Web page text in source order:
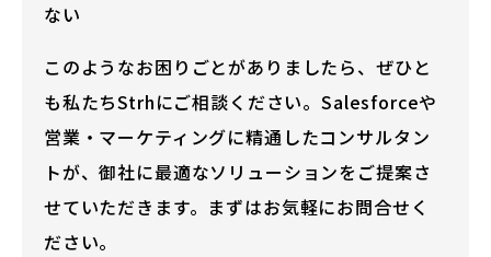
ない
このようなお困りごとがありましたら、ぜひと
も私たちStrhにご相談ください。Salesforceや
営業・マーケティングに精通したコンサルタン
トが、御社に最適なソリューションをご提案さ
せていただきます。まずはお気軽にお問合せく
ださい。